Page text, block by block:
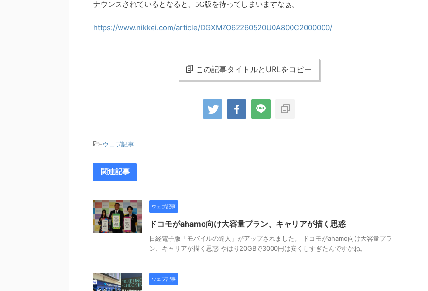
ナウンスされているとなると、5G版を待ってしまいますなぁ。
https://www.nikkei.com/article/DGXMZO62260520U0A800C2000000/
この記事タイトルとURLをコピー
-ウェブ記事
関連記事
ウェブ記事
ドコモがahamo向け大容量プラン、キャリアが描く思惑
日経電子版「モバイルの達人」がアップされました。 ドコモがahamo向け大容量プラ
ン、キャリアが描く思惑 やはり20GBで3000円は安くしすぎたんですかね。
ウェブ記事